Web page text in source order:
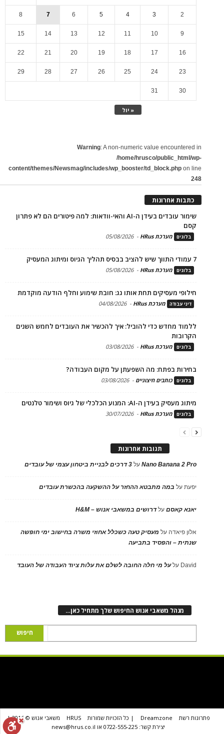
« יול
2
3
4
5
6
7
8
9
10
11
12
13
14
15
16
17
18
19
20
21
22
23
24
25
26
27
28
29
30
31
Warning: A non-numeric value encountered in
/home/hrusco/public_html/wp-
content/themes/Newsmag/includes/wp_booster/td_block.php on line
248
כתבות אחרונות
שימור עובדים בעידן ה-AI והאי-וודאות: למה פיטורים הם לא פתרון
קסם
בלוגים מערכת HRus -
05/08/2026
7 עמודי התווך שיש להציב בבסיס תהליך הגיוס ומיתוג המעסיק
בלוגים מערכת HRus -
05/08/2026
חילופי מעסיקים תחת אותו גג: חובת שימוע וחלף הודעה מוקדמת
דיני עבודה מערכת HRus -
04/08/2026
ללמוד מחדש כדי להוביל: איך להכשיר את העובדים לחמש השנים
הקרובות
בלוגים מערכת HRus -
03/08/2026
בחירות בפתח: מה השפעתן על מקום העבודה?
בלוגים כותבים חיצוניים -
03/08/2026
מיתוג מעסיק בעידן ה-AI: המנוע הכלכלי של גיוס ושימור טלנטים
בלוגים מערכת HRus -
30/07/2026
תגובות אחרונות
Nano Banana 2 Proעל 3 דרכים לבניית ביטחון עצמי של עובדים
יפעתעל במה מתבטא ההחזר על ההשקעה בהכשרת עובדים
יאנא קאסםעלדרושים במשאבי אנוש – H&M
אלון פיאדה על מעסיק טעה כשכלל אחוזי משרה בחישוב ימי חופשה
שנתית – והפסיד בתביעה
David עלעל מי חלה החובה לשלם את עלות ציוד העבודה של העובד
מנהל משאבי אנוש החיפוש שלך מתחיל כאן…
פתרונות רשת Dreamzone | כל הזכויות שמורות HRUS
משאבי אנוש © 2016 |
יצירת קשר: 0722-555-225 או news@hrus.co.il